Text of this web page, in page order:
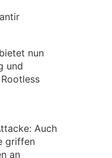
nun
und
Auch
griffen
an